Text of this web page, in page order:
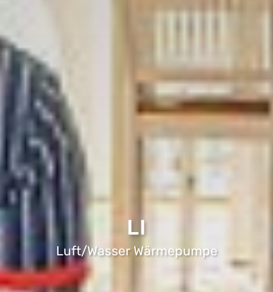
LI
Luft/Wasser Wärmepumpe